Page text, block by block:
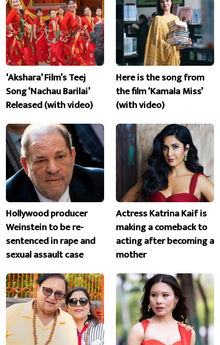
‘Akshara’ Film’s Teej
Song ‘Nachau Barilai’
Released (with video)
Here is the song from
the film ‘Kamala Miss’
(with video)
Hollywood producer
Weinstein to be re-
sentenced in rape and
sexual assault case
Actress Katrina Kaif is
making a comeback to
acting after becoming a
mother